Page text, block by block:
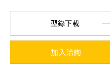
型錄下載
加入洽詢